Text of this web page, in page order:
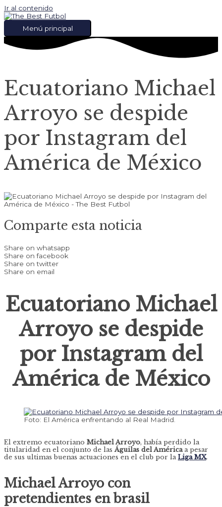
Ir al contenido
Menú principal
Ecuatoriano Michael
Arroyo se despide
por Instagram del
América de México
Comparte esta noticia
Share on whatsapp
Share on facebook
Share on twitter
Share on email
Ecuatoriano Michael
Arroyo se despide
por Instagram del
América de México
Foto: El América enfrentando al Real Madrid.
El extremo ecuatoriano Michael Arroyo, había perdido la
titularidad en el conjunto de las Águilas del Américaa pesar
de sus ultimas buenas actuaciones en el club por la Liga MX.
Michael Arroyo con
pretendientes en brasil